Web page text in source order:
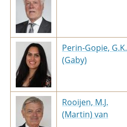
Perin-Gopie, G.K.
(Gaby)
Rooijen, M.J.
(Martin) van